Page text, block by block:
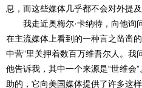
息，而这些媒体几乎都不会对外提
我走近奥梅尔·卡纳特，向他询
在主流媒体上看到的一种言之凿凿
中营”里关押着数百万维吾尔人。我
他告诉我，其中一个来源是“世维会
助的，它向美国媒体提供了许多这样